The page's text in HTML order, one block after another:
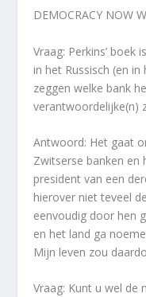
DEMOCRACY NOW
Vraag: Perkins’ boek
in het Russisch (en
zeggen welke bank
verantwoordelijke(n)
Antwoord: Het gaat
Zwitserse banken en
president van een
hierover niet teveel
eenvoudig door hen
en het land ga
Mijn leven zou
Vraag: Kunt u wel de